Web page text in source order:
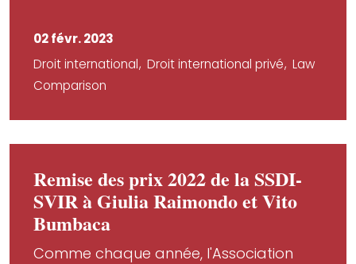
02 févr. 2023
Droit international Droit international privé Law
Comparison
Remise des prix 2022 de la SSDI-
SVIR à Giulia Raimondo et Vito
Bumbaca
Comme chaque année, l'Association